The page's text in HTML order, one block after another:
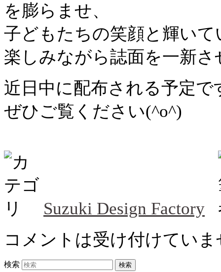
を膨らませ、
子どもたちの笑顔と輝い
楽しみながら誌面を一新
近日中に配布される予定で
ぜひご覧ください(^o^)
Suzuki Design Factory
コメントは受け付けてい
検索